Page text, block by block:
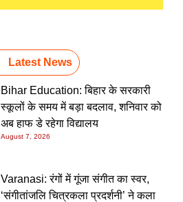
Latest News
Bihar Education: बिहार के सरकारी
स्कूलों के समय में बड़ा बदलाव, शनिवार को
अब हाफ डे रहेगा विद्यालय
August 7, 2026
Varanasi: रंगों में गूंजा संगीत का स्वर,
‘संगीतांजलि चित्रकला प्रदर्शनी’ ने कला